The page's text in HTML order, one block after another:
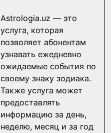
Astrologia.uz — это
услуга, которая
позволяет абонентам
узнавать ежедневно
ожидаемые события по
своему знаку зодиака.
Также услуга может
предоставлять
информацию за день,
неделю, месяц и за год